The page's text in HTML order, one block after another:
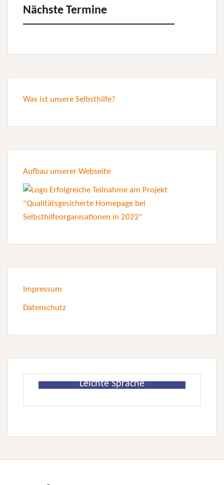
Nächste Termine
Was ist unsere Selbsthilfe?
Aufbau unserer Webseite
Impressum
Datenschutz
Leichte Sprache